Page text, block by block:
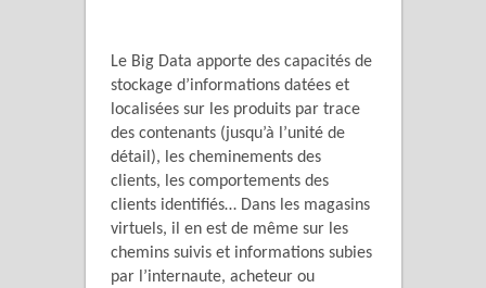
Le Big Data apporte des capacités de
stockage d’informations datées et
localisées sur les produits par trace
des contenants (jusqu’à l’unité de
détail), les cheminements des
clients, les comportements des
clients identifiés… Dans les magasins
virtuels, il en est de même sur les
chemins suivis et informations subies
par l’internaute, acheteur ou